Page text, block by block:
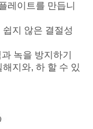
레이트를 만듭니
지 않은 결절성
녹을 방지하기
지와, 하 할 수 있